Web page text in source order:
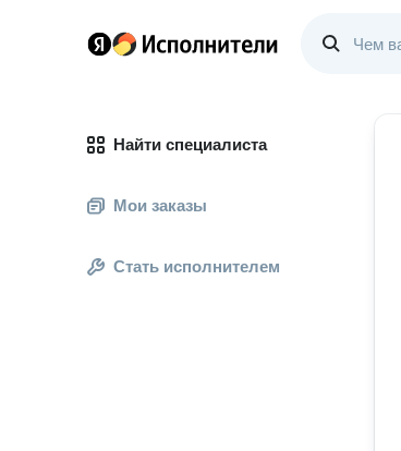
Найти специалиста
Мои заказы
Стать исполнителем